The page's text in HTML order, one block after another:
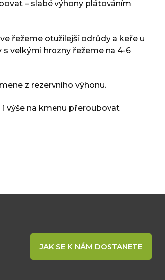
– slabé výhony plátováním
řežeme otužilejší odrůdy a keře u
velkými hrozny řežeme na 4-6
z rezervního výhonu.
výše na kmenu přeroubovat
JAK SE K NÁM DOSTANETE